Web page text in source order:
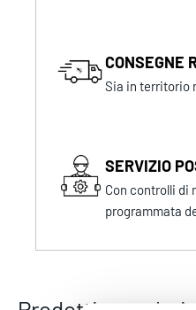
CONSEGNE
Sia in territorio
SERVIZIO
Con controlli di
programmata